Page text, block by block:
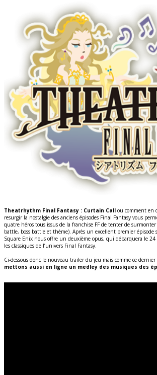
Theatrhythm Final Fantasy : Curtain Call ou comment en
resurgir la nostalgie des anciens épisodes Final Fantasy vous
quatre héros tous issus de la franchise FF de tenter de surmonter
battle, boss battle et thème). Après un excellent premier épisode
Square Enix nous offre un deuxième opus, qui débarquera le
les classiques de l’univers Final Fantasy.
Ci-dessous donc le nouveau trailer du jeu mais comme ce
mettons aussi en ligne un medley des musiques des